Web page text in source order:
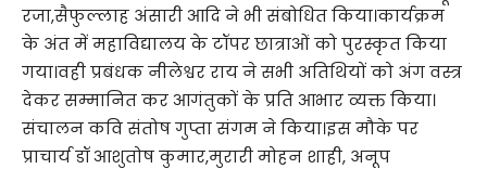
रजा,सैफुल्लाह अंसारी आदि ने भी संबोधित किया।कार्यक्रम
के अंत में महाविद्यालय के टॉपर छात्राओं को पुरस्कृत किया
गया।वही प्रबंधक नीलेश्वर राय ने सभी अतिथियों को अंग वस्त्र
देकर सम्मानित कर आगंतुकों के प्रति आभार व्यक्त किया।
संचालन कवि संतोष गुप्ता संगम ने किया।इस मौके पर
प्राचार्य डॉ आशुतोष कुमार,मुरारी मोहन शाही, अनूप